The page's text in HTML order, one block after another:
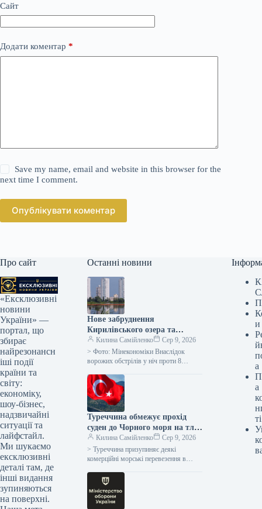
Сайт
Додати коментар *
Save my name, email and website in this browser for the
next time I comment.
Опублікувати коментар
Про сайт
«Ексклюзивні
новини
України» —
портал, що
збирає
найрезонансн
іші події
країни та
світу:
економіку,
шоу-бізнес,
надзвичайні
ситуації та
лайфстайл.
Ми шукаємо
ексклюзивні
деталі там, де
інші видання
зупиняються
на поверхні.
Останні новини
Нове забруднення
Кирилівського озера та
Сирецького струмка
нафтопродуктами через атаку
ворога
Килина Самійленко
Сер 9, 2026
> Фото: Мінекономіки Внаслідок
ворожих обстрілів у ніч проти 8
струмку Сирець виявлено чергове…
Туреччина обмежує прохід
суден до Чорного моря на тлі
збільшення атак – ЗМІ
Килина Самійленко
Сер 9, 2026
> Туреччина призупиняє деякі
комерційні морські перевезення в
зростаюче занепокоєння щодо нападів,
які здійснюють Росія та Україна…
и
а
а
ті